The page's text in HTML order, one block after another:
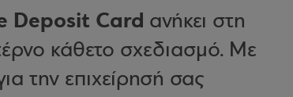
Deposit Card ανήκει στη
κάθετο σχεδιασμό. Με
την επιχείρησή σας